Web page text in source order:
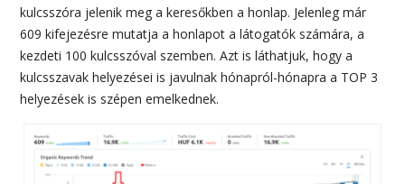
kulcsszóra jelenik meg a keresőkben a honlap. Jelenleg már
609 kifejezésre mutatja a honlapot a látogatók számára, a
kezdeti 100 kulcsszóval szemben. Azt is láthatjuk, hogy a
kulcsszavak helyezései is javulnak hónapról-hónapra a TOP 3
helyezések is szépen emelkednek.